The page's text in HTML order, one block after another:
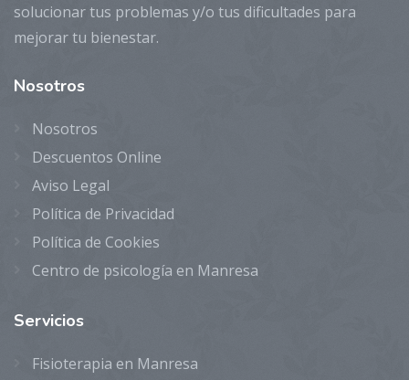
solucionar tus problemas y/o tus dificultades para
mejorar tu bienestar.
Nosotros
Nosotros
Descuentos Online
Aviso Legal
Política de Privacidad
Política de Cookies
Centro de psicología en Manresa
Servicios
Fisioterapia en Manresa